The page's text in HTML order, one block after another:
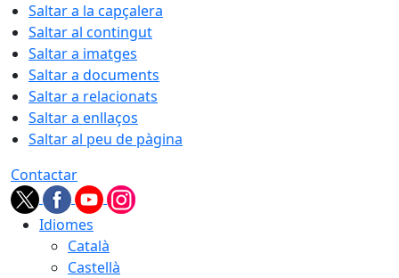
Saltar a la capçalera
Saltar al contingut
Saltar a imatges
Saltar a documents
Saltar a relacionats
Saltar a enllaços
Saltar al peu de pàgina
Contactar
Idiomes
Català
Castellà